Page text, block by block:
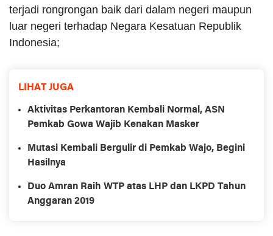
terjadi rongrongan baik dari dalam negeri maupun
luar negeri terhadap Negara Kesatuan Republik
Indonesia;
LIHAT JUGA
Aktivitas Perkantoran Kembali Normal, ASN
Pemkab Gowa Wajib Kenakan Masker
Mutasi Kembali Bergulir di Pemkab Wajo, Begini
Hasilnya
Duo Amran Raih WTP atas LHP dan LKPD Tahun
Anggaran 2019